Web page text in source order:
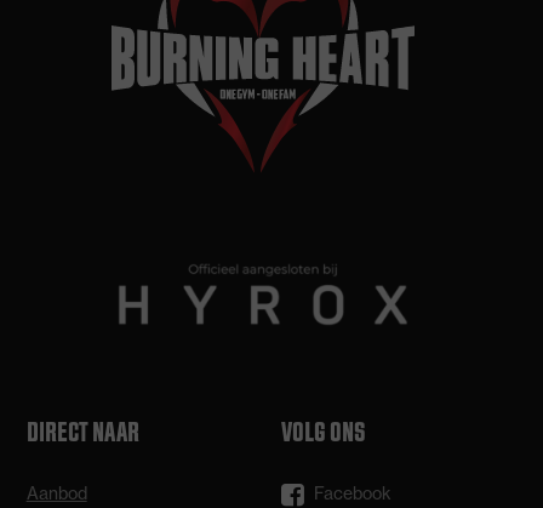
DIRECT NAAR
Aanbod
VOLG ONS
Facebook